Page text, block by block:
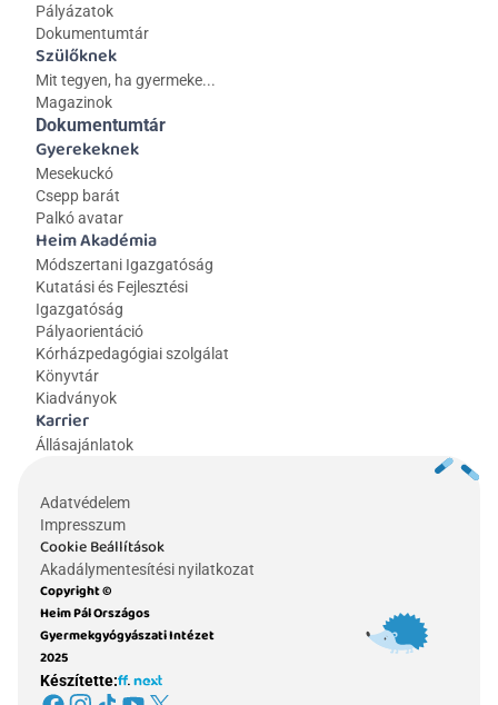
Pályázatok
Dokumentumtár
Szülőknek
Mit tegyen, ha gyermeke...
Magazinok
Gyerekeknek
Mesekuckó
Csepp barát
Palkó avatar
Heim Akadémia
Módszertani Igazgatóság
Kutatási és Fejlesztési
Igazgatóság
Pályaorientáció
Kórházpedagógiai szolgálat
Könyvtár
Kiadványok
Karrier
Állásajánlatok
Dokumentumtár
Adatvédelem
Impresszum
Cookie Beállítások
Akadálymentesítési nyilatkozat
Copyright ©
Heim Pál Országos
Gyermekgyógyászati Intézet
2025
Készítette: